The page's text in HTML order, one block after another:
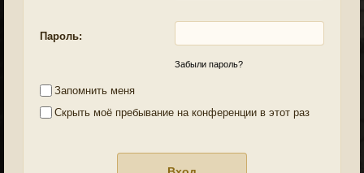
Пароль:
Забыли пароль?
Запомнить меня
Скрыть моё пребывание на конференции в этот раз